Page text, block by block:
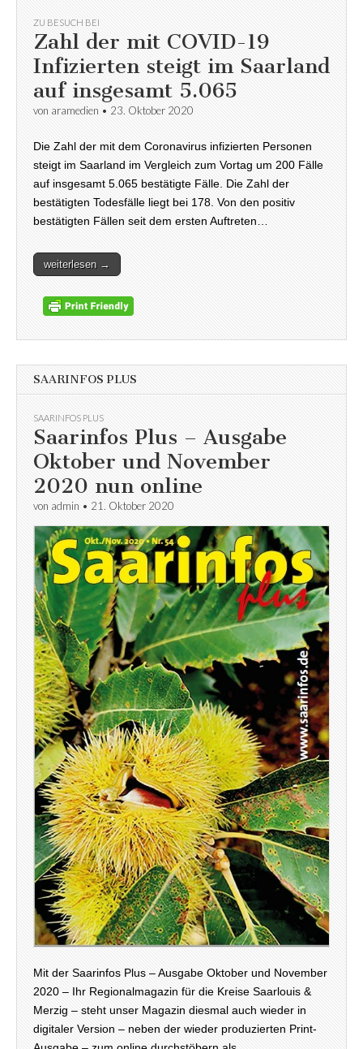
ZU BESUCH BEI
Zahl der mit COVID-19
Infizierten steigt im Saarland
auf insgesamt 5.065
von aramedien • 23. Oktober 2020
Die Zahl der mit dem Coronavirus infizierten Personen
steigt im Saarland im Vergleich zum Vortag um 200 Fälle
auf insgesamt 5.065 bestätigte Fälle. Die Zahl der
bestätigten Todesfälle liegt bei 178. Von den positiv
bestätigten Fällen seit dem ersten Auftreten…
weiterlesen →
SAARINFOS PLUS
SAARINFOS PLUS
Saarinfos Plus – Ausgabe
Oktober und November
2020 nun online
von admin • 21. Oktober 2020
Mit der Saarinfos Plus – Ausgabe Oktober und November
2020 – Ihr Regionalmagazin für die Kreise Saarlouis &
Merzig – steht unser Magazin diesmal auch wieder in
digitaler Version – neben der wieder produzierten Print-